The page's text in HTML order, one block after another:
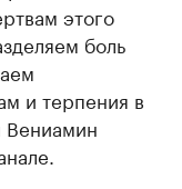
этого
боль
и терпения в
Вениамин